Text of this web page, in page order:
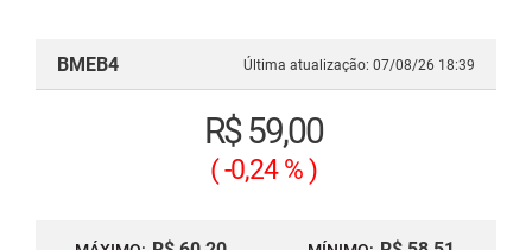
BMEB4 Última atualização: 07/08/26 18:39
R$ 59,00
( -0,24 % )